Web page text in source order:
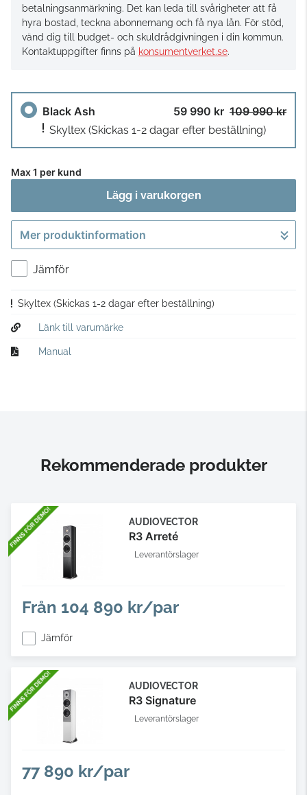
betalningsanmärkning. Det kan leda till svårigheter att få
hyra bostad, teckna abonnemang och få nya lån. För stöd,
vänd dig till budget- och skuldrådgivningen i din kommun.
Kontaktuppgifter finns på konsumentverket.se.
Black Ash 59 990 kr 109 990 kr
Skyltex (Skickas 1-2 dagar efter beställning)
Max 1 per kund
Lägg i varukorgen
Gå till kassan
Mer produktinformation
Jämför
Skyltex (Skickas 1-2 dagar efter beställning)
Länk till varumärke
Manual
Rekommenderade produkter
AUDIOVECTOR
R3 Arreté
Leverantörslager
Från 104 890 kr/par
Jämför
AUDIOVECTOR
R3 Signature
Leverantörslager
77 890 kr/par